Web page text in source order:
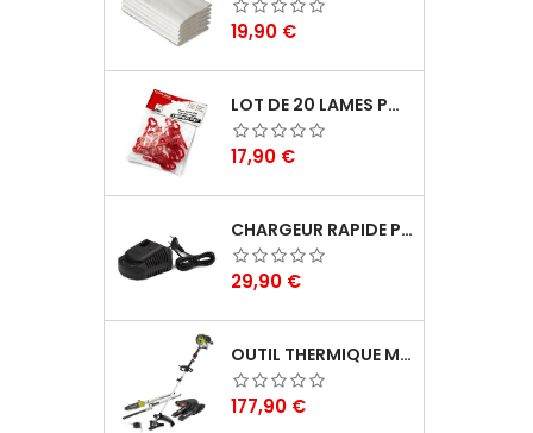
Prix
19,90 €
LOT DE 20 LAMES POUR COUPE BORDURES - ELEM GARDEN TECHNIC
Prix
17,90 €
CHARGEUR RAPIDE POUR BATTERIE 20V LITHIUM - ELEM GARDEN TECHNIC
Prix
29,90 €
OUTIL THERMIQUE MULTIFONCTIONS 4 EN 1 52CC - GREATLAND
Prix
177,90 €